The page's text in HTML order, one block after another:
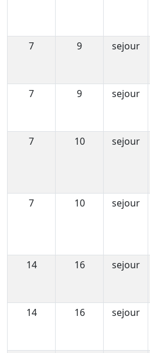
7
9 sejour
7
9 sejour
7
10 sejour
7
10 sejour
14
16 sejour
14
16 sejour